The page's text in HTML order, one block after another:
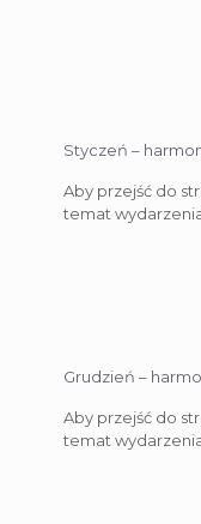
Styczeń –
Aby przejść do
temat
Grudzień –
Aby przejść do
temat